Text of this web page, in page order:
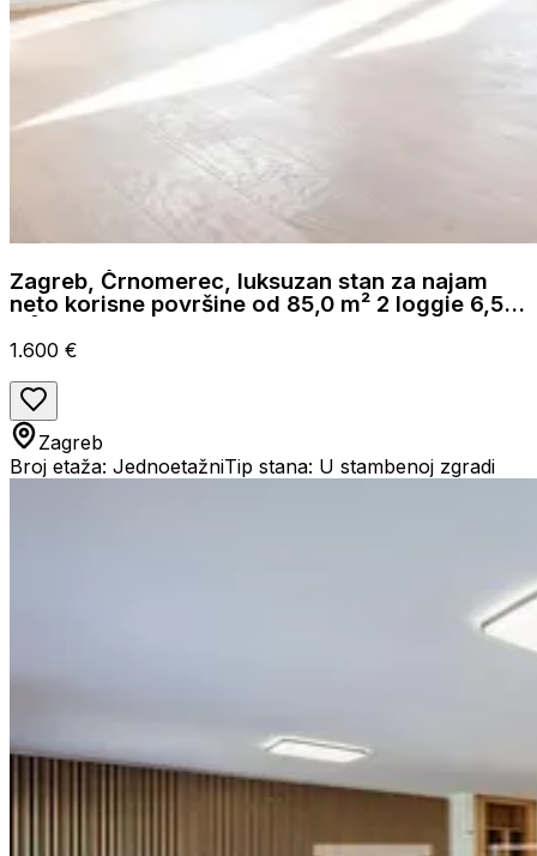
Zagreb, Črnomerec, luksuzan stan za najam
neto korisne površine od 85,0 m² 2 loggie 6,52
1.600 €
Zagreb
Broj etaža: JednoetažniTip stana: U stambenoj zgradi